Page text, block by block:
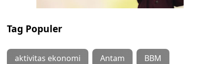
Tag Populer
aktivitas ekonomi Antam BBM